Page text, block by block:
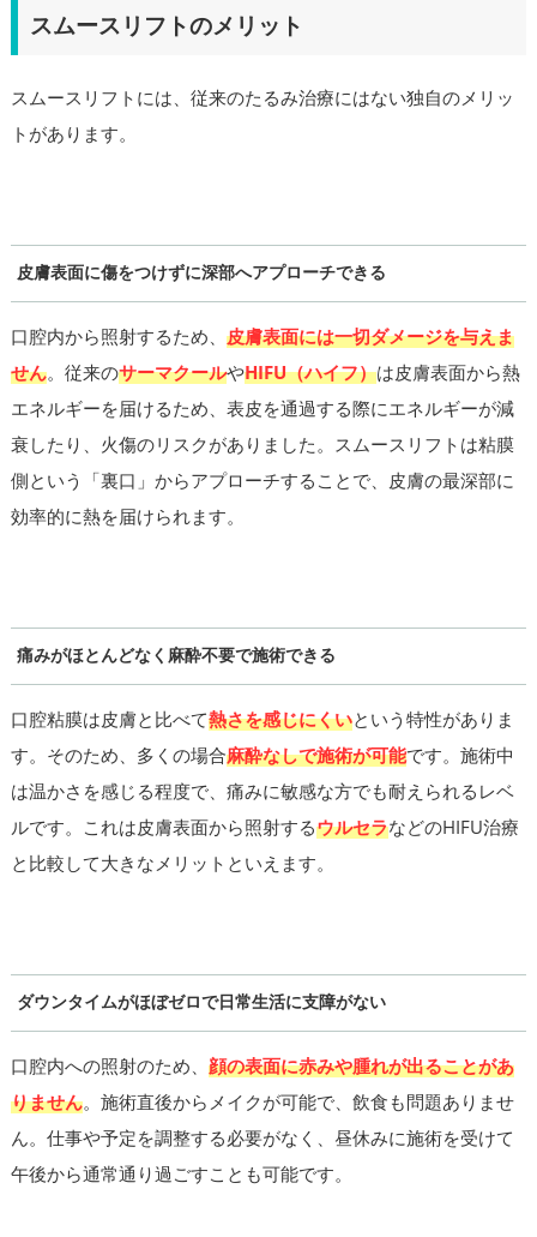
スムースリフトのメリット
スムースリフトには、従来のたるみ治療にはない独自のメリッ
トがあります。
皮膚表面に傷をつけずに深部へアプローチできる
口腔内から照射するため、 皮膚表面には一切ダメージを与えま
せん。従来のサーマクールやHIFU（ハイフ）は皮膚表面から熱
エネルギーを届けるため、表皮を通過する際にエネルギーが減
衰したり、火傷のリスクがありました。スムースリフトは粘膜
側という「裏口」からアプローチすることで、皮膚の最深部に
効率的に熱を届けられます。
痛みがほとんどなく麻酔不要で施術できる
口腔粘膜は皮膚と比べて熱さを感じにくいという特性がありま
す。そのため、多くの場合麻酔なしで施術が可能です。施術中
は温かさを感じる程度で、痛みに敏感な方でも耐えられるレベ
ルです。これは皮膚表面から照射するウルセラなどのHIFU治療
と比較して大きなメリットといえます。
ダウンタイムがほぼゼロで日常生活に支障がない
口腔内への照射のため、 顔の表面に赤みや腫れが出ることがあ
りません。施術直後からメイクが可能で、飲食も問題ありませ
ん。仕事や予定を調整する必要がなく、昼休みに施術を受けて
午後から通常通り過ごすことも可能です。